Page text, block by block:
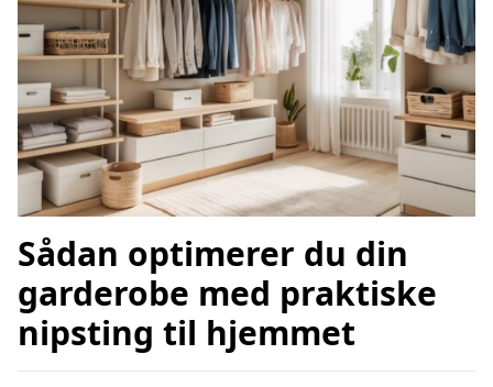
Sådan optimerer du din
garderobe med praktiske
nipsting til hjemmet